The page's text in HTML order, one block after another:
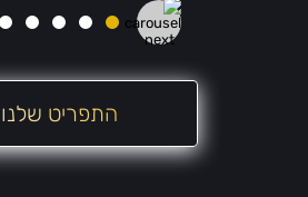
התפריט שלנו